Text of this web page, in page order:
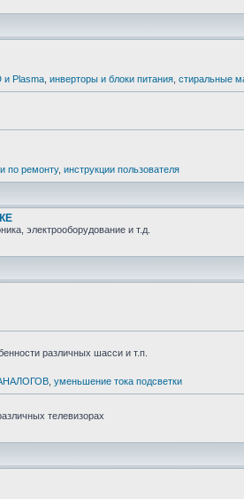
и Plasma инверторы и блоки питания стиральные
по ремонту, инструкции пользователя
электрооборудование и т.д.
различных шасси и т.п.
уменьшение тока подсветки
телевизорах